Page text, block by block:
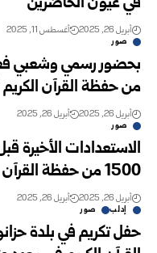
أبريل 26, 2025 أغسطس 11, 2025
صور
من حفظة القرآن
أبريل 26, 2025 أبريل 26, 2025
صور
الاستعدادات الأخيرة
1500 من حفظة القرآن الكريم في استاد إدلب البلدي
أبريل 26, 2025 أبريل 26, 2025
إدلب صور
حفل تكريم في بلدة